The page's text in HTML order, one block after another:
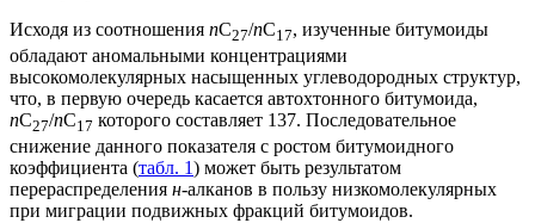
Исходя из соотношения nС27/nС17, изученные битумоиды
обладают аномальными концентрациями
высокомолекулярных насыщенных углеводородных структур,
что, в первую очередь касается автохтонного битумоида,
nС27/nС17 которого составляет 137. Последовательное
снижение данного показателя с ростом битумоидного
коэффициента (табл. 1) может быть результатом
перераспределения н-алканов в пользу низкомолекулярных
при миграции подвижных фракций битумоидов.